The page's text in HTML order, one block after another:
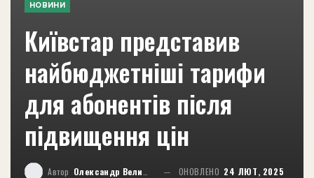
НОВИНИ
Київстар представив
найбюджетніші тарифи
для абонентів після
підвищення цін
Автор Олександр Великий ОНОВЛЕНО 24 ЛЮТ, 2025